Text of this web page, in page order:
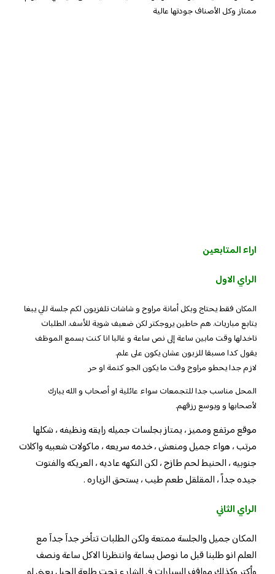
ممتاز وكل الأصناف جودتها عالية
اراء المتابعين
الراي الاول
المكان فقط يحتاج وبكل أمانة مراوح و شاشات تلفزيون لكم جلسة للي يبغا
يتابع مباريات. هم حاطين يروجكتر لكن ضعيف شوية للأسف. الطلبات
تاخدلها وقت مابين ساعة إلى نص ساعة و غالبا انا كنت بسمع الموظف
يقول كدا مسبقا للزبون عشان يكون على علم.
لازم جدا يحطو مراوح وقت ما يكون الجو كتمة او حر
المحل مناسب جدا للتجمعات سواء عائلية او أصحاب و الله يبارك
لأصحابها و ويوسع رزقهم.
موقع مرتفع ومميز ، يمتاز بجلسات جميله رايقه ونظيفه ، شكلها
مرتب ، هواء جميل ومنعش ، خدمه سريعه ، ماكولات شعبيه واكلات
جنوبيه ، الحنيط لحم طازج ، لكن النكهه عاديه ، العريكه والفتوت
جيده جداً ، المقلقل طعم طيب ، يستحق الزياره .
الراي الثاني
المكان جميل والجلسة ممتعة ولكن الطلبات تتأخر جدآ جدآ مع
العلم انو طلبنا قبل ما نوصل بساعة وانتظرنا الاكل ساعة ونصف